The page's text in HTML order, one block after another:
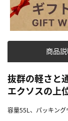
商品
抜群の軽さと
エクソスの上
容量55L、パッキング